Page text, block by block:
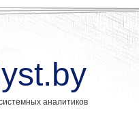
аналитиков